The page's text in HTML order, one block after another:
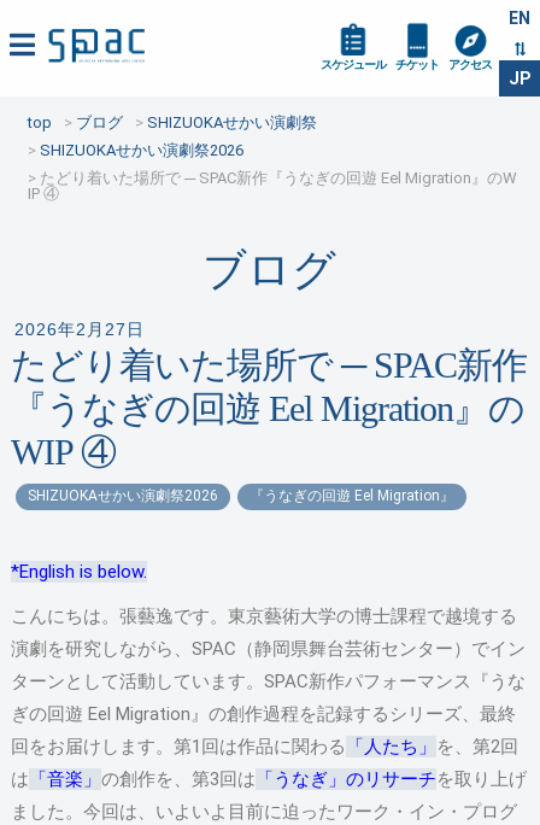
EN
JP
スケジュール チケット アクセス
top ブログ
SHIZUOKAせかい演劇祭
SHIZUOKAせかい演劇祭2026
たどり着いた場所で ─ SPAC新作『うなぎの回遊 Eel Migration』のW
IP ④
ブログ
2026年2月27日
たどり着いた場所で ─ SPAC新作
『うなぎの回遊 Eel Migration』の
WIP ④
SHIZUOKAせかい演劇祭2026 『うなぎの回遊 Eel Migration』
*English is below.
こんにちは。張藝逸です。東京藝術大学の博士課程で越境する
演劇を研究しながら、SPAC（静岡県舞台芸術センター）でイン
ターンとして活動しています。SPAC新作パフォーマンス『うな
ぎの回遊 Eel Migration』の創作過程を記録するシリーズ、最終
回をお届けします。第1回は作品に関わる
「人たち」
を、第2回
は 「音楽」 の創作を、第3回は 「うなぎ」のリサーチを取り上げ
ました。今回は、いよいよ目前に迫ったワーク・イン・プログ